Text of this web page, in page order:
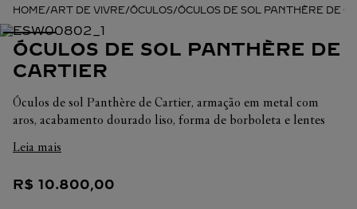
ART DE VIVRE ÓCULOS ÓCULOS DE SOL PANTHÈRE DE
ÓCULOS DE SOL PANTHÈRE DE
CARTIER
Óculos de sol Panthère de Cartier, armação em metal com
aros, acabamento dourado liso, forma de borboleta e lentes
Dimensões: Lentes: 60 mm. Ponte: 17 mm. Hastes: 140 mm.
Leia mais
R$ 10.800,00